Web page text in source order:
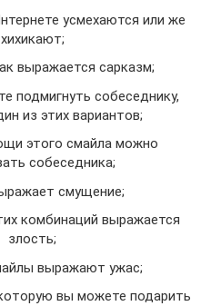
усмехаются или же
хихикают;
выражается сарказм;
подмигнуть собеседнику,
из этих вариантов;
этого смайла можно
собеседника;
смущение;
комбинаций выражается
злость;
выражают ужас;
вы можете подарить